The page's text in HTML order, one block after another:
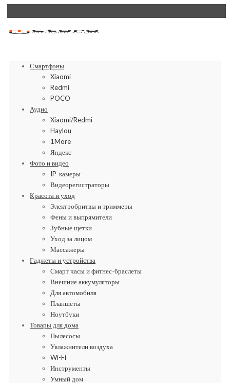
Смартфоны
Xiaomi
Redmi
POCO
Аудио
Xiaomi/Redmi
Haylou
1More
Яндекс
Фото и видео
IP-камеры
Видеорегистраторы
Красота и уход
Электробритвы и триммеры
Фены и выпрямители
Зубные щетки
Уход за лицом
Массажеры
Гаджеты и устройства
Смарт часы и фитнес-браслеты
Внешние аккумуляторы
Для автомобиля
Планшеты
Ноутбуки
Товары для дома
Пылесосы
Увлажнители воздуха
Wi-Fi
Инструменты
Умный дом